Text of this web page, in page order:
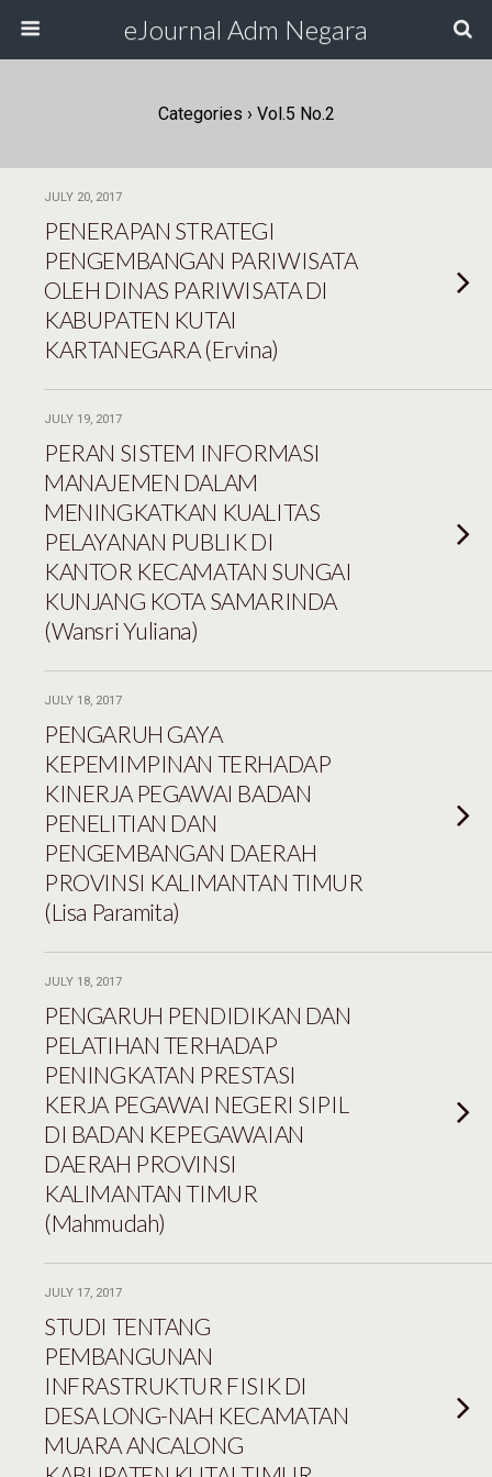
eJournal Adm Negara
Categories › Vol.5 No.2
JULY 20, 2017
PENERAPAN STRATEGI
PENGEMBANGAN PARIWISATA
OLEH DINAS PARIWISATA DI
KABUPATEN KUTAI
KARTANEGARA (Ervina)
JULY 19, 2017
PERAN SISTEM INFORMASI
MANAJEMEN DALAM
MENINGKATKAN KUALITAS
PELAYANAN PUBLIK DI
KANTOR KECAMATAN SUNGAI
KUNJANG KOTA SAMARINDA
(Wansri Yuliana)
JULY 18, 2017
PENGARUH GAYA
KEPEMIMPINAN TERHADAP
KINERJA PEGAWAI BADAN
PENELITIAN DAN
PENGEMBANGAN DAERAH
PROVINSI KALIMANTAN TIMUR
(Lisa Paramita)
JULY 18, 2017
PENGARUH PENDIDIKAN DAN
PELATIHAN TERHADAP
PENINGKATAN PRESTASI
KERJA PEGAWAI NEGERI SIPIL
DI BADAN KEPEGAWAIAN
DAERAH PROVINSI
KALIMANTAN TIMUR
(Mahmudah)
JULY 17, 2017
STUDI TENTANG
PEMBANGUNAN
INFRASTRUKTUR FISIK DI
DESA LONG-NAH KECAMATAN
MUARA ANCALONG